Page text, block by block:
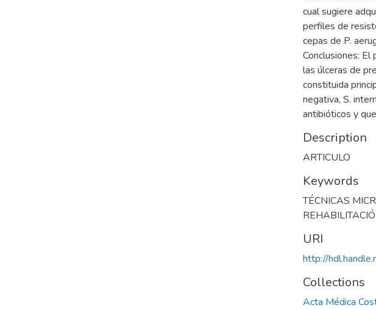
cual sugiere
perfiles de
cepas de P.
Conclusiones:
las úlceras de
constituida
negativa, S.
antibióticos y
Description
ARTICULO
Keywords
TÉCNICAS
URI
http://
Collections
Acta Médica